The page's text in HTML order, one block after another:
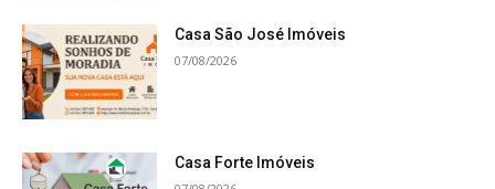
Casa São José Imóveis
07/08/2026
Casa Forte Imóveis